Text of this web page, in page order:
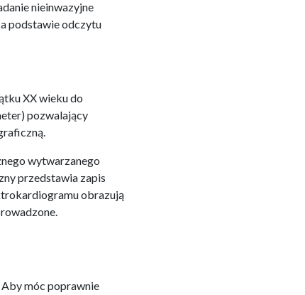
nieinwazyjne
podstawie odczytu
XX wieku do
pozwalający
wytwarzanego
przedstawia zapis
obrazują
móc poprawnie